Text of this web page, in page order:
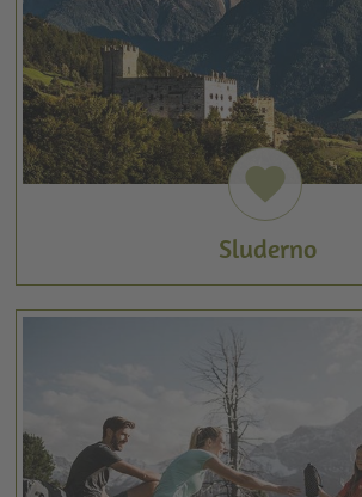
favorite
Sluderno